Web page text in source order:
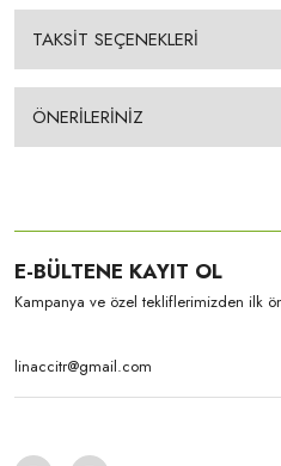
TAKSİT SEÇENEKLERİ
ÖNERİLERİNİZ
E-BÜLTENE KAYIT OL
Kampanya ve özel tekliflerimizden ilk